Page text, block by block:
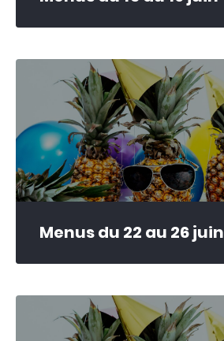
Menus du 22 au 26 juin